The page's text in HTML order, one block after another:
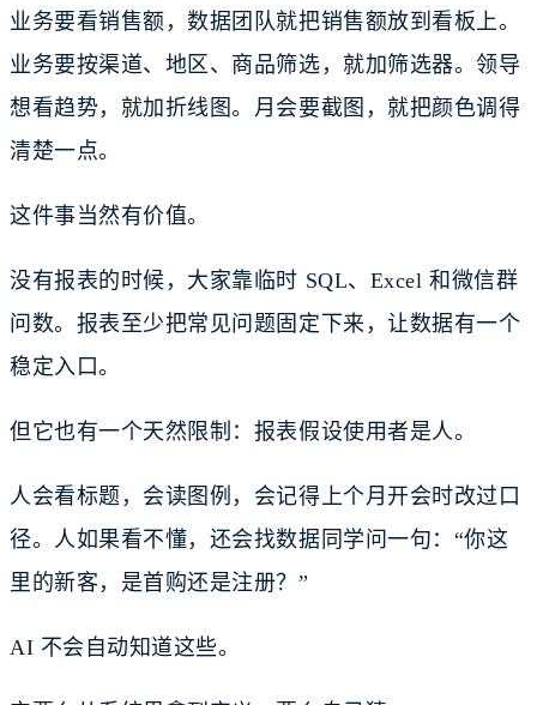
业务要看销售额，数据团队就把销售额放到看板上。
业务要按渠道、地区、商品筛选，就加筛选器。领导
想看趋势，就加折线图。月会要截图，就把颜色调得
清楚一点。
这件事当然有价值。
没有报表的时候，大家靠临时 SQL、Excel 和微信群
问数。报表至少把常见问题固定下来，让数据有一个
稳定入口。
但它也有一个天然限制：报表假设使用者是人。
人会看标题，会读图例，会记得上个月开会时改过口
径。人如果看不懂，还会找数据同学问一句：“你这
里的新客，是首购还是注册？”
AI 不会自动知道这些。